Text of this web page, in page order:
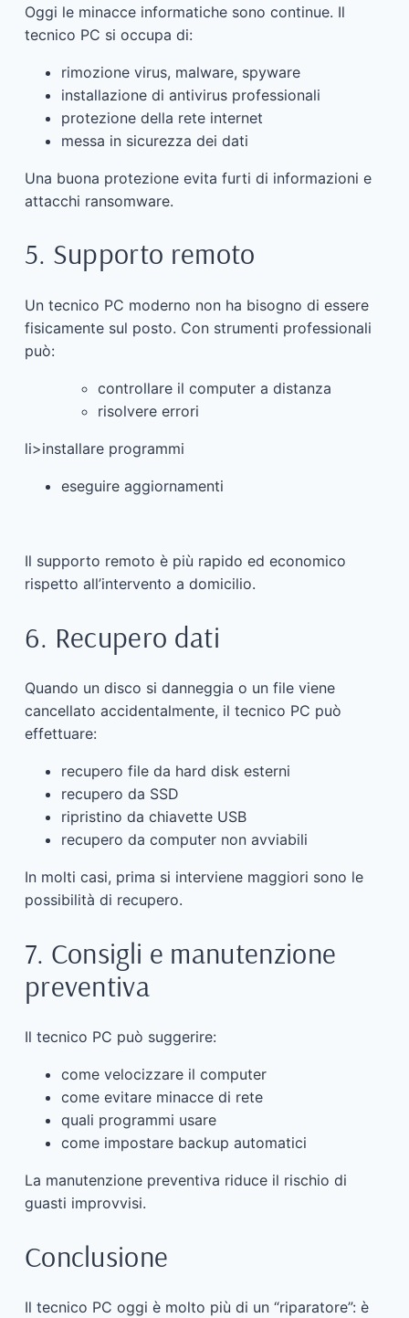
Oggi le minacce informatiche sono continue. Il
tecnico PC si occupa di:
rimozione virus, malware, spyware
installazione di antivirus professionali
protezione della rete internet
messa in sicurezza dei dati
Una buona protezione evita furti di informazioni e
attacchi ransomware.
5. Supporto remoto
Un tecnico PC moderno non ha bisogno di essere
fisicamente sul posto. Con strumenti professionali
può:
controllare il computer a distanza
risolvere errori
li>installare programmi
eseguire aggiornamenti
Il supporto remoto è più rapido ed economico
rispetto all’intervento a domicilio.
6. Recupero dati
Quando un disco si danneggia o un file viene
cancellato accidentalmente, il tecnico PC può
effettuare:
recupero file da hard disk esterni
recupero da SSD
ripristino da chiavette USB
recupero da computer non avviabili
In molti casi, prima si interviene maggiori sono le
possibilità di recupero.
7. Consigli e manutenzione
preventiva
Il tecnico PC può suggerire:
come velocizzare il computer
come evitare minacce di rete
quali programmi usare
come impostare backup automatici
La manutenzione preventiva riduce il rischio di
guasti improvvisi.
Conclusione
Il tecnico PC oggi è molto più di un “riparatore”: è